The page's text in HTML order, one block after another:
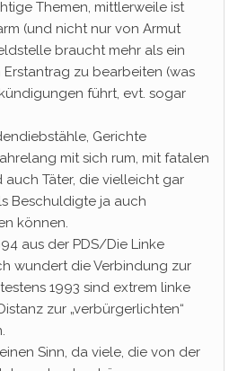
Themen, mittlerweile ist
(und nicht nur von Armut
braucht mehr als ein
Erstantrag zu bearbeiten (was
führt, evt. sogar
Gerichte
mit sich rum, mit fatalen
Täter, die vielleicht gar
Beschuldigte ja auch
können.
aus der PDS/Die Linke
wundert die Verbindung zur
1993 sind extrem linke
zur „verbürgerlichten“
Sinn, da viele, die von der